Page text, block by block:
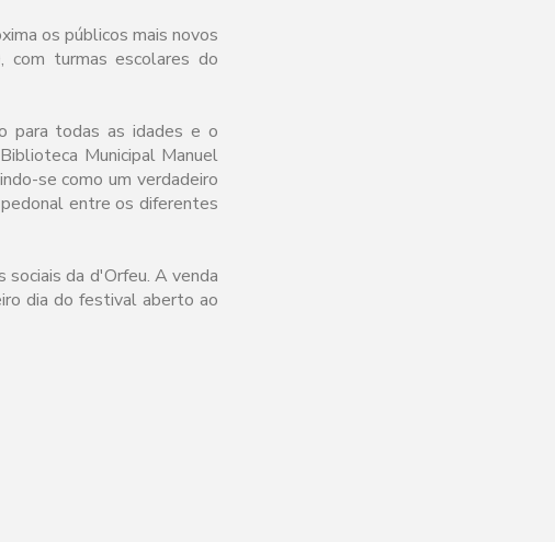
os públicos mais novos
com turmas escolares do
para todas as idades e o
Municipal Manuel
se como um verdadeiro
entre os diferentes
sociais da d'Orfeu. A venda
dia do festival aberto ao